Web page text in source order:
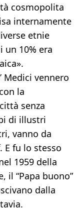
cosmopolita
internamente
etnie
un 10% era
Medici vennero
la
senza
di illustri
vanno da
E fu lo stesso
1959 della
il “Papa buono”
dalla